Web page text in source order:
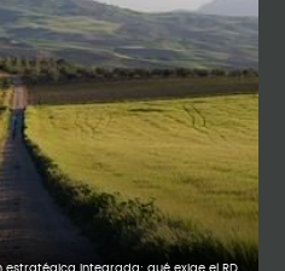
estratégica integrada: qué exige el RD